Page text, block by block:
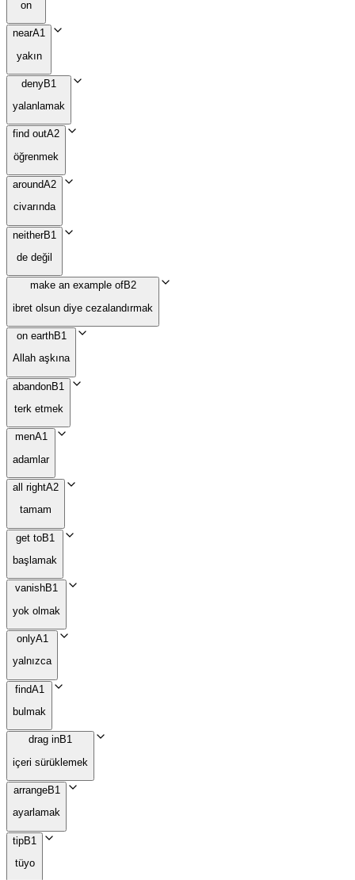
on
nearA1
yakın
denyB1
yalanlamak
find outA2
öğrenmek
aroundA2
civarında
neitherB1
de değil
make an example ofB2
ibret olsun diye cezalandırmak
on earthB1
Allah aşkına
abandonB1
terk etmek
menA1
adamlar
all rightA2
tamam
get toB1
başlamak
vanishB1
yok olmak
onlyA1
yalnızca
findA1
bulmak
drag inB1
içeri sürüklemek
arrangeB1
ayarlamak
tipB1
tüyo